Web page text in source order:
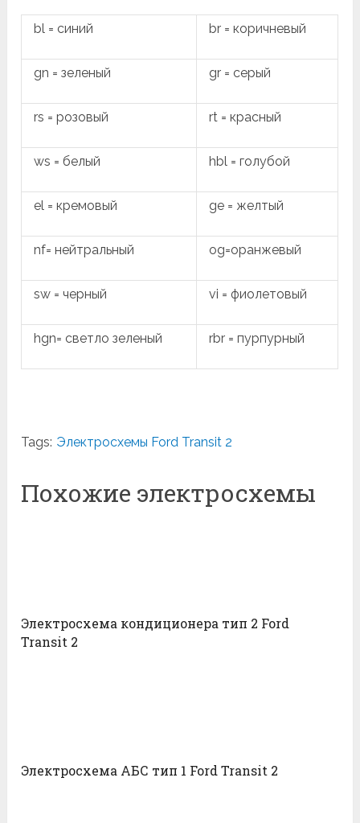
bl = синий br = коричневый
gn = зеленый gr = серый
rs = розовый rt = красный
ws = белый hbl = голубой
el = кремовый ge = желтый
nf= нейтральный og=оранжевый
sw = черный vi = фиолетовый
hgn= светло зеленый rbr = пурпурный
Tags: Электросхемы Ford Transit 2
Похожие электросхемы
Электросхема кондиционера тип 2 Ford
Transit 2
Электросхема АБС тип 1 Ford Transit 2